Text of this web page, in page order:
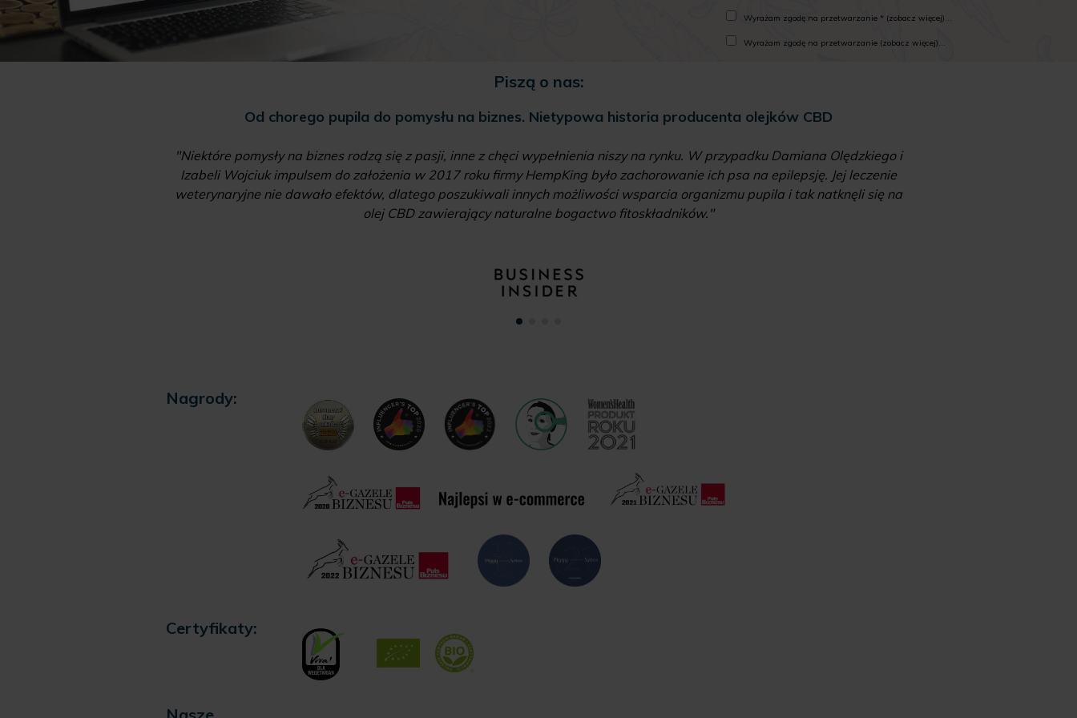
Wyrażam zgodę na przetwarzanie * (zobacz więcej)...
Wyrażam zgodę na przetwarzanie (zobacz więcej)...
Piszą o nas:
Od chorego pupila do pomysłu na biznes. Nietypowa historia producenta olejków CBD
"Niektóre pomysły na biznes rodzą się z pasji, inne z chęci wypełnienia niszy na rynku. W przypadku Damiana Olędzkiego i
Izabeli Wojciuk impulsem do założenia w 2017 roku firmy HempKing było zachorowanie ich psa na epilepsję. Jej leczenie
weterynaryjne nie dawało efektów, dlatego poszukiwali innych możliwości wsparcia organizmu pupila i tak natknęli się na
olej CBD zawierający naturalne bogactwo fitoskładników."
Nagrody:
Certyfikaty: